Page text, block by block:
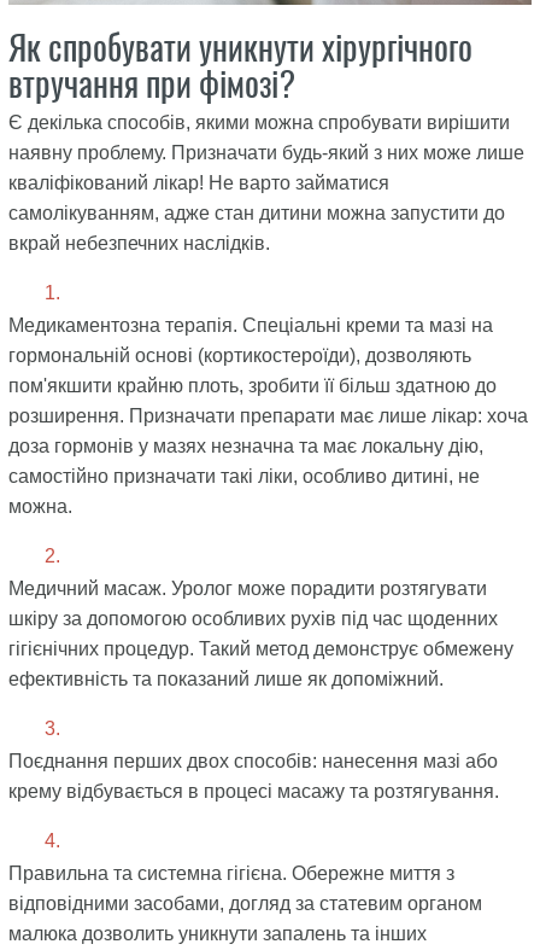
Як спробувати уникнути хірургічного
втручання при фімозі?
Є декілька способів, якими можна спробувати вирішити
наявну проблему. Призначати будь-який з них може лише
кваліфікований лікар! Не варто займатися
самолікуванням, адже стан дитини можна запустити до
вкрай небезпечних наслідків.
Медикаментозна терапія. Спеціальні креми та мазі на
гормональній основі (кортикостероїди), дозволяють
пом'якшити крайню плоть, зробити її більш здатною до
розширення. Призначати препарати має лише лікар: хоча
доза гормонів у мазях незначна та має локальну дію,
самостійно призначати такі ліки, особливо дитині, не
можна.
Медичний масаж. Уролог може порадити розтягувати
шкіру за допомогою особливих рухів під час щоденних
гігієнічних процедур. Такий метод демонструє обмежену
ефективність та показаний лише як допоміжний.
Поєднання перших двох способів: нанесення мазі або
крему відбувається в процесі масажу та розтягування.
Правильна та системна гігієна. Обережне миття з
відповідними засобами, догляд за статевим органом
малюка дозволить уникнути запалень та інших